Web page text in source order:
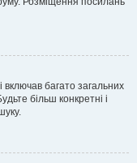
багато загальних
більш конкретні і